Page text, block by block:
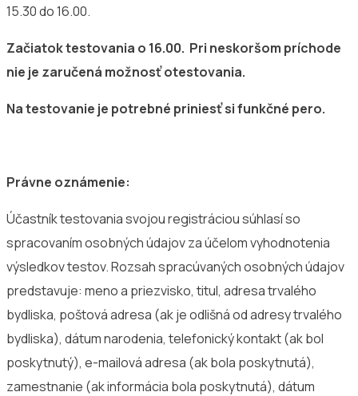
15.30 do 16.00.
Začiatok testovania o 16.00. Pri neskoršom príchode
nie je zaručená možnosť otestovania.
Na testovanie je potrebné priniesť si funkčné pero.
Právne oznámenie:
Účastník testovania svojou registráciou súhlasí so
spracovaním osobných údajov za účelom vyhodnotenia
výsledkov testov. Rozsah spracúvaných osobných údajov
predstavuje: meno a priezvisko, titul, adresa trvalého
bydliska, poštová adresa (ak je odlišná od adresy trvalého
bydliska), dátum narodenia, telefonický kontakt (ak bol
poskytnutý), e-mailová adresa (ak bola poskytnutá),
zamestnanie (ak informácia bola poskytnutá), dátum